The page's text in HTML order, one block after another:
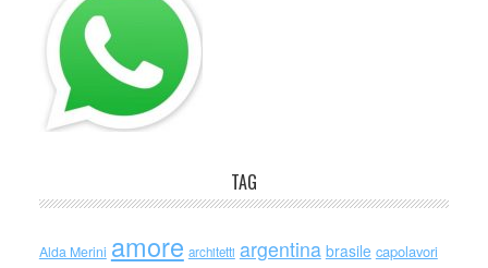
TAG
Alda Merini amore architetti argentina brasile capolavori